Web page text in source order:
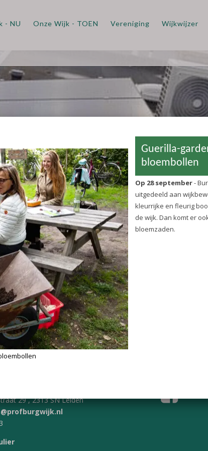
- NU Onze Wijk - TOEN Vereniging Wijkwijzer
Guerilla-gardening: gratis
bloembollen
Op 28 september
bollen uitgedeeld aan wijkbewoners. Dat
belooft weer veel kleurrijke en fleurig
boomspiegels komend voorjaar in de wijk.
Dan komt er ook weer een actie met
bloemzaden.
29 , 2313 SN Leiden